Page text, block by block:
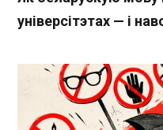
універсітэтах — і